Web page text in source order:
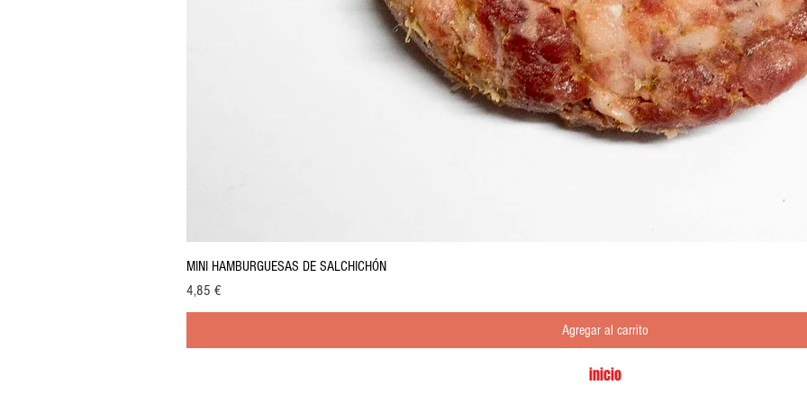
MINI HAMBURGUESAS DE SALCHICHÓN
Precio
4,85 €
Agregar al carrito
inicio